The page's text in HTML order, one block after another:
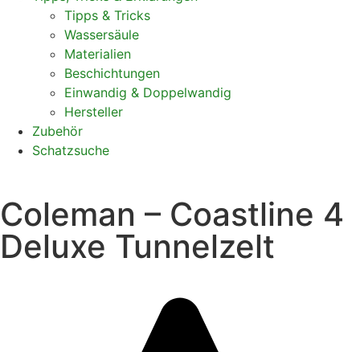
Tipps & Tricks
Wassersäule
Materialien
Beschichtungen
Einwandig & Doppelwandig
Hersteller
Zubehör
Schatzsuche
Coleman – Coastline 4
Deluxe Tunnelzelt